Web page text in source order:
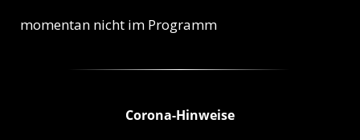
momentan nicht im Programm
Corona-Hinweise